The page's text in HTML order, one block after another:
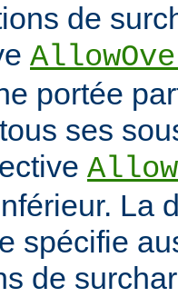
de
portée
ses
La
spécifie
de